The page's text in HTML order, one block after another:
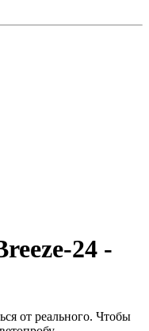
24 -
от реального. Чтобы